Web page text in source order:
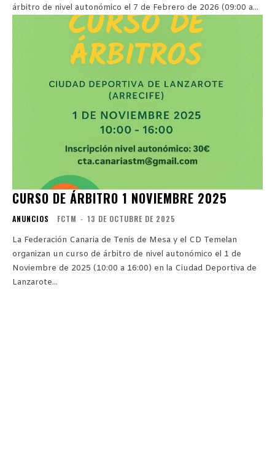
árbitro de nivel autonómico el 7 de Febrero de 2026 (09:00 a...
CURSO DE ÁRBITRO 1 NOVIEMBRE 2025
ANUNCIOS FCTM - 13 DE OCTUBRE DE 2025
La Federación Canaria de Tenis de Mesa y el CD Temelan
organizan un curso de árbitro de nivel autonómico el 1 de
Noviembre de 2025 (10:00 a 16:00) en la Ciudad Deportiva de
Lanzarote...